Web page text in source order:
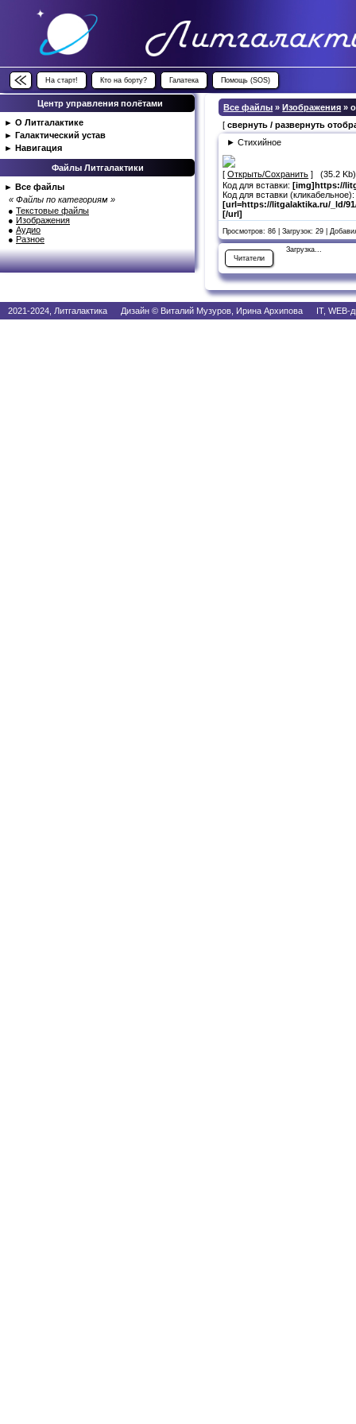
На старт! Кто на борту? Галатека Помощь (SOS)
Центр управления полётами
► О Литгалактике
► Галактический устав
► Навигация
Файлы Литгалактики
► Все файлы
« Файлы по категориям »
● Текстовые файлы
● Изображения
● Аудио
● Разное
Все файлы » Изображения »
[свернуть / развернуть
► Стихийное
[Открыть/Сохранить ] (35.2 Kb)
Код для вставки: [img]https://
Код для вставки (кликабельное):
[url=https://litgalaktika.ru/_ld/
[/url]
Просмотров: 86 | Загрузок: 29 |
Читатели
Загрузка...
2021-2024, Литгалактика Дизайн © Виталий Музуров, Ирина Архипова IT, WEB-